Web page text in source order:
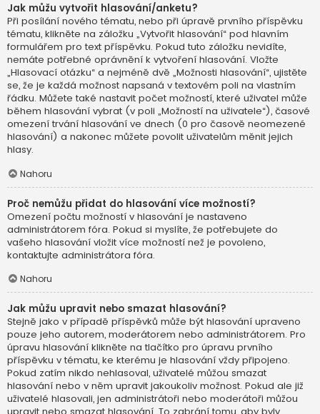
Jak můžu vytvořit hlasování/anketu?
Při posílání nového tématu, nebo při úpravě prvního příspěvku
tématu, klikněte na záložku „Vytvořit hlasování“ pod hlavním
formulářem pro text příspěvku. Pokud tuto záložku nevidíte,
nemáte potřebné oprávnění k vytvoření hlasování. Vložte
„Hlasovací otázku“ a nejméně dvě „Možnosti hlasování“, ujistěte
se, že je každá možnost napsaná v textovém poli na vlastním
řádku. Můžete také nastavit počet možností, které uživatel může
během hlasování vybrat (v poli „Možností na uživatele“), časové
omezení trvání hlasování ve dnech (0 pro časově neomezené
hlasování) a nakonec můžete povolit uživatelům měnit jejich
hlasy.
Nahoru
Proč nemůžu přidat do hlasování více možností?
Omezení počtu možností v hlasování je nastaveno
administrátorem fóra. Pokud si myslíte, že potřebujete do
vašeho hlasování vložit více možností než je povoleno,
kontaktujte administrátora fóra.
Nahoru
Jak můžu upravit nebo smazat hlasování?
Stejně jako v případě příspěvků může být hlasování upraveno
pouze jeho autorem, moderátorem nebo administrátorem. Pro
úpravu hlasování klikněte na tlačítko pro úpravu prvního
příspěvku v tématu, ke kterému je hlasování vždy připojeno.
Pokud zatím nikdo nehlasoval, uživatelé můžou smazat
hlasování nebo v něm upravit jakoukoliv možnost. Pokud ale již
uživatelé hlasovali, jen administrátoři nebo moderátoři můžou